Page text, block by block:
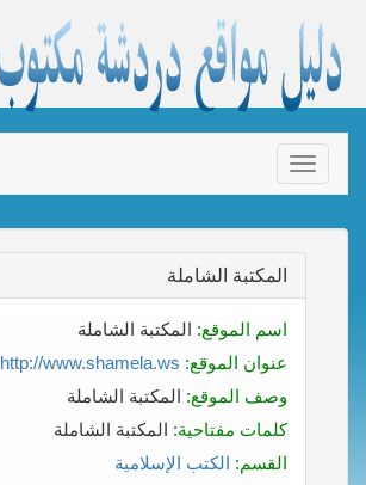
Toggle
navigation
المكتبة الشاملة
اسم الموقع: المكتبة الشاملة
عنوان الموقع: http://www.shamela.ws
وصف الموقع: المكتبة الشاملة
كلمات مفتاحية: المكتبة الشاملة
القسم: الكتب الإسلامية